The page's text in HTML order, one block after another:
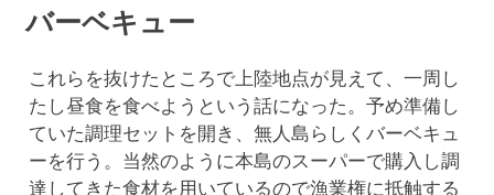
バーベキュー
これらを抜けたところで上陸地点が見えて、一周し
たし昼食を食べようという話になった。予め準備し
ていた調理セットを開き、無人島らしくバーベキュ
ーを行う。当然のように本島のスーパーで購入し調
達してきた食材を用いているので漁業権に抵触する